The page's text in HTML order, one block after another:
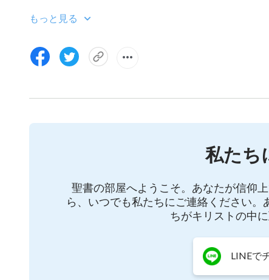
外部から心を遠のかせ
神の前で静まり
心で神の働きを熟考し
もっと見る
私たち
聖書の部屋へようこそ。あなたが信仰
ら、いつでも私たちにご連絡ください
ちがキリストの中
LINEで